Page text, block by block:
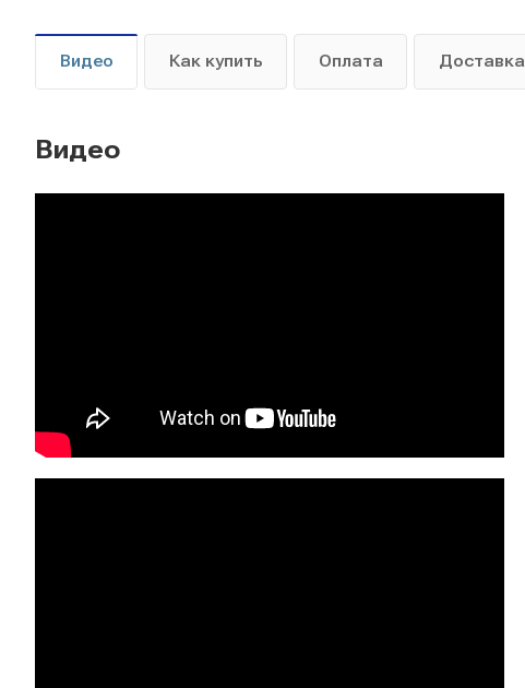
Видео Как купить Оплата Доставка
Видео